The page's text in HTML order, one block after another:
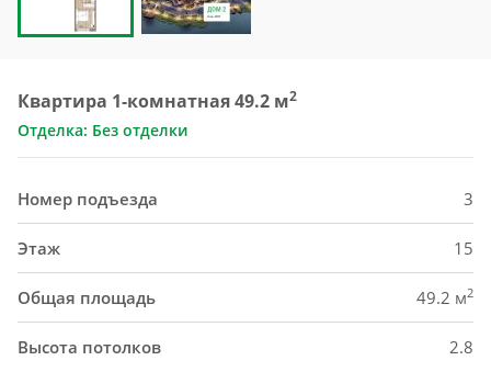
Квартира 1-комнатная 49.2 м2
Отделка: Без отделки
Номер подъезда 3
Этаж 15
Общая площадь 49.2 м2
Высота потолков 2.8